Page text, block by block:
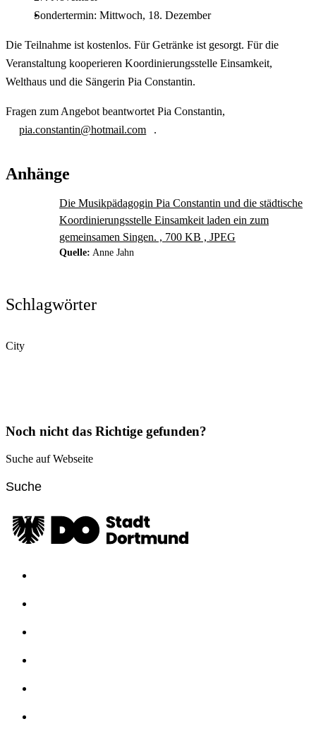
Sondertermin: Mittwoch, 18. Dezember
Die Teilnahme ist kostenlos. Für Getränke ist gesorgt. Für die
Veranstaltung kooperieren Koordinierungsstelle Einsamkeit,
Welthaus und die Sängerin Pia Constantin.
Fragen zum Angebot beantwortet Pia Constantin,
pia.constantin@hotmail.com
.
Anhänge
Die Musikpädagogin Pia Constantin und die städtische
Koordinierungsstelle Einsamkeit laden ein zum
gemeinsamen Singen. , 700 KB , JPEG
Quelle: Anne Jahn
Schlagwörter
City
Noch nicht das Richtige gefunden?
Suche auf Webseite